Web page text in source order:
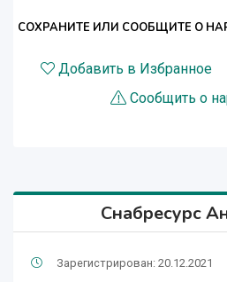
СОХРАНИТЕ ИЛИ СООБЩИТЕ О
Добавить в Избранное
Сообщить о
Снабресурс
Зарегистрирован: 20.12.2021